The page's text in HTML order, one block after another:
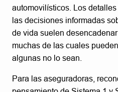
automovilísticos. Los
las decisiones informadas
de vida suelen
muchas de las cuales
algunas no lo sean.
Para las aseguradoras,